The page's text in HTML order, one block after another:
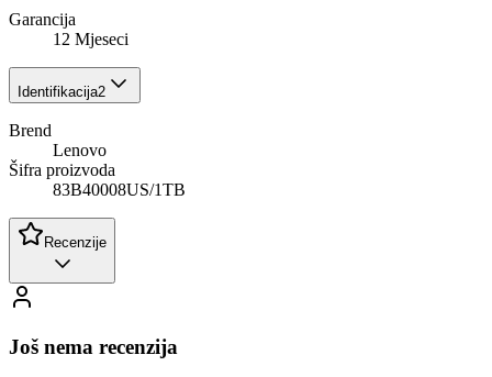
Garancija
12 Mjeseci
Identifikacija2
Brend
Lenovo
Šifra proizvoda
83B40008US/1TB
Recenzije
Još nema recenzija